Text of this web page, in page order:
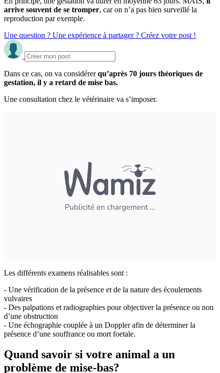
arrive souvent de se tromper, car on n’a pas bien surveillé la
reproduction par exemple.
Une question ? Une expérience à partager ? Créez votre post !
Dans ce cas, on va considérerqu’après 70 jours théoriques de
gestation, il y a retard de mise bas.
Une consultation chez le vétérinaire va s’imposer.
Les différents examens réalisables sont :
- Une vérification de la présence et de la nature des écoulements
vulvaires
- Des palpations et radiographies pour objectiver la présence ou non
d’une obstruction
- Une échographie couplée à un Doppler afin de déterminer la
présence d’une souffrance ou mort foetale.
Quand savoir si votre animal a un
problème de mise-bas?